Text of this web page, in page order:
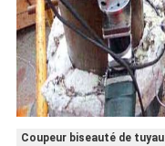
Coupeur biseauté de tuyau